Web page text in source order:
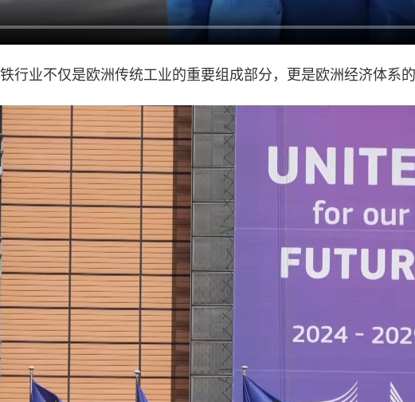
业不仅是欧洲传统工业的重要组成部分，更是欧洲经济体系